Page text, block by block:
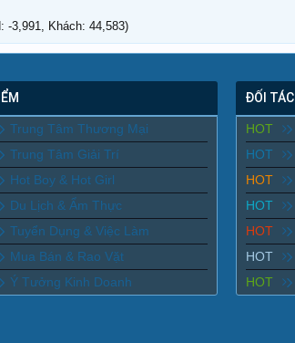
-3,991, Khách: 44,583)
Trung Tâm Thương Mại
Trung Tâm Giải Trí
Hot Boy & Hot Girl
Du Lịch & Ẩm Thực
Tuyển Dụng & Việc Làm
Mua Bán & Rao Vặt
Ý Tưởng Kinh Doanh
ĐỐI TÁC
HOT
HOT
HOT
HOT
HOT
HOT
HOT